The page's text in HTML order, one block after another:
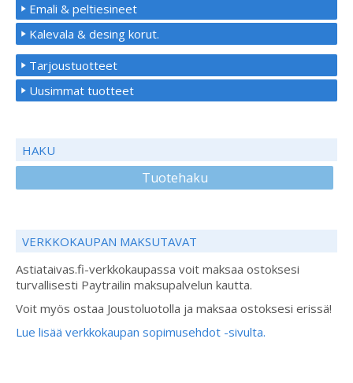
Emali & peltiesineet
Kalevala & desing korut.
Tarjoustuotteet
Uusimmat tuotteet
HAKU
Tuotehaku
VERKKOKAUPAN MAKSUTAVAT
Astiataivas.fi-verkkokaupassa voit maksaa ostoksesi
turvallisesti Paytrailin maksupalvelun kautta.
Voit myös ostaa Joustoluotolla ja maksaa ostoksesi erissä!
Lue lisää verkkokaupan sopimusehdot -sivulta.